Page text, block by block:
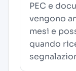
PEC e
vengono
mesi e
quando